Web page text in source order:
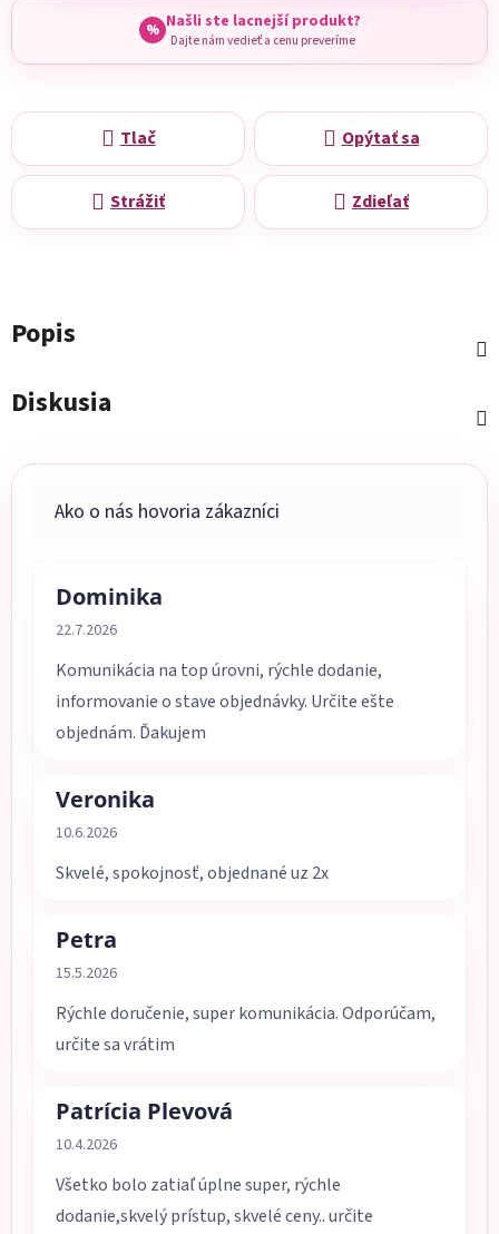
% Našli ste lacnejší produkt?
Dajte nám vedieť a cenu preveríme
Tlač Opýtať sa
Strážiť Zdieľať
Popis
Diskusia
Dominika
Hodnotenie obchodu je 5 z 5 hviezdičiek.
22.7.2026
Komunikácia na top úrovni, rýchle dodanie,
informovanie o stave objednávky. Určite ešte
objednám. Ďakujem
Veronika
Hodnotenie obchodu je 5 z 5 hviezdičiek.
10.6.2026
Skvelé, spokojnosť, objednané uz 2x
Petra
Hodnotenie obchodu je 5 z 5 hviezdičiek.
15.5.2026
Rýchle doručenie, super komunikácia. Odporúčam,
určite sa vrátim
Patrícia Plevová
Hodnotenie obchodu je 5 z 5 hviezdičiek.
10.4.2026
Všetko bolo zatiaľ úplne super, rýchle
dodanie,skvelý prístup, skvelé ceny.. určite